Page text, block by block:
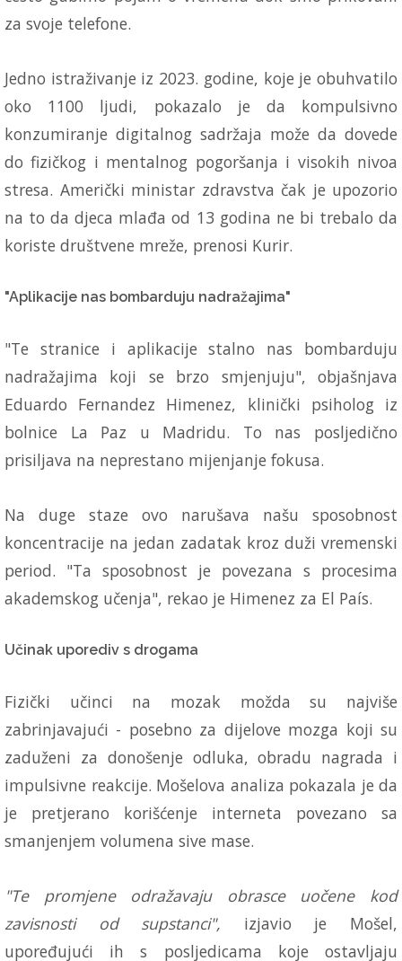
za svoje telefone.
Jedno istraživanje iz 2023. godine, koje je obuhvatilo
oko 1100 ljudi, pokazalo je da kompulsivno
konzumiranje digitalnog sadržaja može da dovede
do fizičkog i mentalnog pogoršanja i visokih nivoa
stresa. Američki ministar zdravstva čak je upozorio
na to da djeca mlađa od 13 godina ne bi trebalo da
koriste društvene mreže, prenosi Kurir.
"Aplikacije nas bombarduju nadražajima"
"Te stranice i aplikacije stalno nas bombarduju
nadražajima koji se brzo smjenjuju", objašnjava
Eduardo Fernandez Himenez, klinički psiholog iz
bolnice La Paz u Madridu. To nas posljedično
prisiljava na neprestano mijenjanje fokusa.
Na duge staze ovo narušava našu sposobnost
koncentracije na jedan zadatak kroz duži vremenski
period. "Ta sposobnost je povezana s procesima
akademskog učenja", rekao je Himenez za El País.
Učinak uporediv s drogama
Fizički učinci na mozak možda su najviše
zabrinjavajući - posebno za dijelove mozga koji su
zaduženi za donošenje odluka, obradu nagrada i
impulsivne reakcije. Mošelova analiza pokazala je da
je pretjerano korišćenje interneta povezano sa
smanjenjem volumena sive mase.
"Te promjene odražavaju obrasce uočene kod
zavisnosti od supstanci", izjavio je Mošel,
upoređujući ih s posljedicama koje ostavljaju